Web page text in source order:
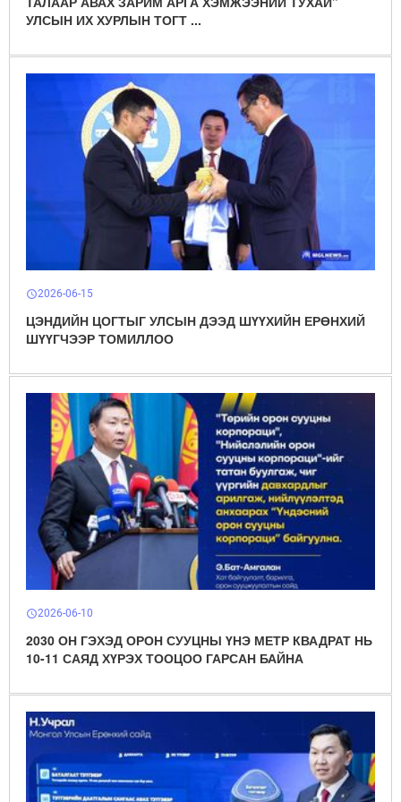
УЛСЫН ИХ ХУРЛЫН ТОГТ ...
schedule2026-06-15
ЦЭНДИЙН ЦОГТЫГ УЛСЫН ДЭЭД ШҮҮХИЙН ЕРӨНХИЙ
ШҮҮГЧЭЭР ТОМИЛЛОО
schedule2026-06-10
2030 ОН ГЭХЭД ОРОН СУУЦНЫ ҮНЭ МЕТР КВАДРАТ НЬ
10-11 САЯД ХҮРЭХ ТООЦОО ГАРСАН БАЙНА